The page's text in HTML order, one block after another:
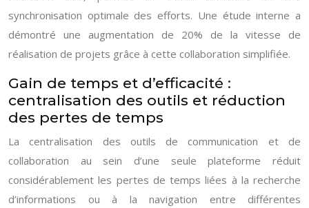
synchronisation optimale des efforts. Une étude interne a
démontré une augmentation de 20% de la vitesse de
réalisation de projets grâce à cette collaboration simplifiée.
Gain de temps et d’efficacité :
centralisation des outils et réduction
des pertes de temps
La centralisation des outils de communication et de
collaboration au sein d’une seule plateforme réduit
considérablement les pertes de temps liées à la recherche
d’informations ou à la navigation entre différentes